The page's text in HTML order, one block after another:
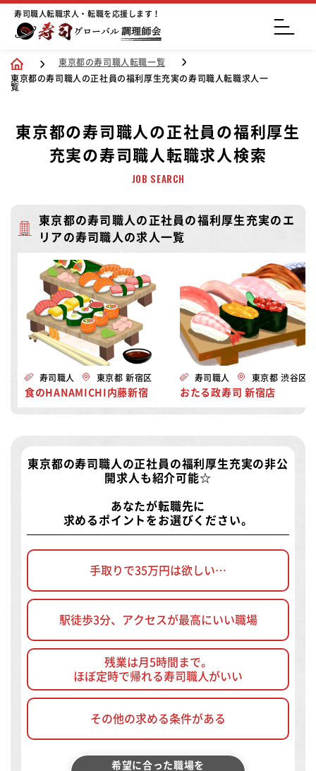
寿司職人転職求人・転職を応援します！
東京都の寿司職人転職一覧
東京都の寿司職人の正社員の福利厚生充実の寿司職人転職求人一
覧
東京都の寿司職人の正社員の福利厚生
充実の寿司職人転職求人検索
JOB SEARCH
東京都の寿司職人の正社員の福利厚生充実のエ
リアの寿司職人の求人一覧
寿司職人 東京都 新宿区
食のHANAMICHI内藤新宿
寿司職人 東京都 渋谷区
おたる政寿司 新宿店
東京都の寿司職人の正社員の福利厚生充実の非公
開求人 も紹介可能☆
あなたが転職先に
求めるポイントをお選びください。
手取りで35万円は欲しい…
駅徒歩3分、アクセスが最高にいい職場
残業は月5時間まで。
ほぼ定時で帰れる寿司職人がいい
その他の求める条件がある
希望に合った職場を